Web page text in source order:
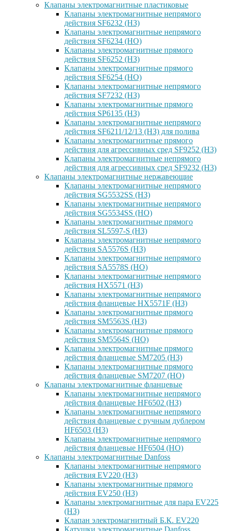
Клапаны электромагнитные пластиковые
Клапаны электромагнитные непрямого
действия SF6232 (НЗ)
Клапаны электромагнитные непрямого
действия SF6234 (НО)
Клапаны электромагнитные прямого
действия SF6252 (НЗ)
Клапаны электромагнитные прямого
действия SF6254 (НО)
Клапаны электромагнитные непрямого
действия SF7232 (НЗ)
Клапаны электромагнитные прямого
действия SP6135 (НЗ)
Клапаны электромагнитные непрямого
действия SF6211/12/13 (НЗ) для полива
Клапаны электромагнитные прямого
действия для агрессивных сред SF9252 (H3)
Клапаны электромагнитные непрямого
действия для агрессивных сред SF9232 (H3)
Клапаны электромагнитные нержавеющие
Клапаны электромагнитные непрямого
действия SG5532SS (НЗ)
Клапаны электромагнитные непрямого
действия SG5534SS (НО)
Клапаны электромагнитные прямого
действия SL5597-S (НЗ)
Клапаны электромагнитные непрямого
действия SA5576S (НЗ)
Клапаны электромагнитные непрямого
действия SA5578S (НО)
Клапаны электромагнитные непрямого
действия HX5571 (НЗ)
Клапаны электромагнитные непрямого
действия фланцевые HX5571F (НЗ)
Клапаны электромагнитные прямого
действия SM5563S (НЗ)
Клапаны электромагнитные прямого
действия SM5564S (НО)
Клапаны электромагнитные прямого
действия фланцевые SM7205 (НЗ)
Клапаны электромагнитные прямого
действия фланцевые SM7207 (НО)
Клапаны электромагнитные фланцевые
Клапаны электромагнитные непрямого
действия фланцевые HF6502 (НЗ)
Клапаны электромагнитные непрямого
действия фланцевые с ручным дублером
HF6503 (Н3)
Клапаны электромагнитные непрямого
действия фланцевые HF6504 (НО)
Клапаны электромагнитные Danfoss
Клапаны электромагнитные непрямого
действия EV220 (НЗ)
Клапаны электромагнитные прямого
действия EV250 (НЗ)
Клапаны электромагнитные для пара EV225
(НЗ)
Клапан электромагнитный Б.К. EV220
Катушки электромагнитные Danfoss